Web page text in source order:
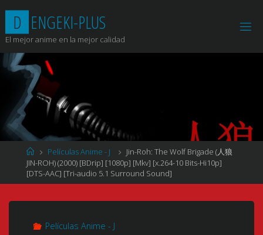
contenido
D ENGEKI-PLUS
El mejor anime en la mejor calidad
Página
de
Inicio
Películas Anime - J
Jin-Roh: The Wolf Brigade (人狼
JIN-ROH) (2000) [BDrip] [1080p] [Mkv] [x.264-10 Bits-Hi10p]
[DTS-AAC] [Tri-audio 5.1 Surround Sound]
Películas Anime - J